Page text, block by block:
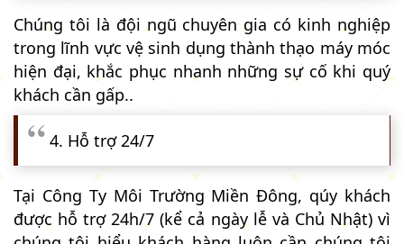
Chúng tôi là đội ngũ chuyên gia có kinh nghiệp
trong lĩnh vực vệ sinh dụng thành thạo máy móc
hiện đại, khắc phục nhanh những sự cố khi quý
khách cần gấp..
4. Hỗ trợ 24/7
Tại Công Ty Môi Trường Miền Đông, qúy khách
được hỗ trợ 24h/7 (kể cả ngày lễ và Chủ Nhật) vì